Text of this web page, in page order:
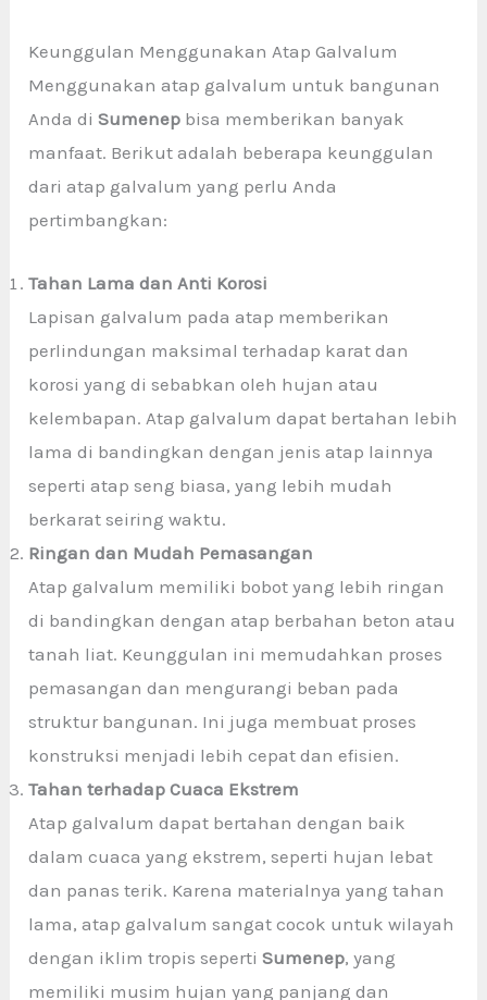
Keunggulan Menggunakan Atap Galvalum
Menggunakan atap galvalum untuk bangunan
Anda diSumenep bisa memberikan banyak
manfaat. Berikut adalah beberapa keunggulan
dari atap galvalum yang perlu Anda
pertimbangkan:
Tahan Lama dan Anti Korosi
Lapisan galvalum pada atap memberikan
perlindungan maksimal terhadap karat dan
korosi yang di sebabkan oleh hujan atau
kelembapan. Atap galvalum dapat bertahan lebih
lama di bandingkan dengan jenis atap lainnya
seperti atap seng biasa, yang lebih mudah
berkarat seiring waktu.
Ringan dan Mudah Pemasangan
Atap galvalum memiliki bobot yang lebih ringan
di bandingkan dengan atap berbahan beton atau
tanah liat. Keunggulan ini memudahkan proses
pemasangan dan mengurangi beban pada
struktur bangunan. Ini juga membuat proses
konstruksi menjadi lebih cepat dan efisien.
Tahan terhadap Cuaca Ekstrem
Atap galvalum dapat bertahan dengan baik
dalam cuaca yang ekstrem, seperti hujan lebat
dan panas terik. Karena materialnya yang tahan
lama, atap galvalum sangat cocok untuk wilayah
dengan iklim tropis sepertiSumenep, yang
memiliki musim hujan yang panjang dan